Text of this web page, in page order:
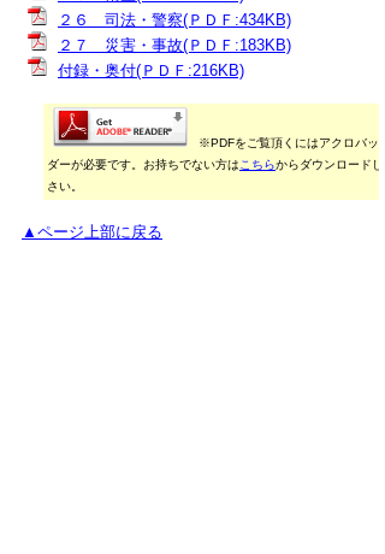
２６ 司法・警察(ＰＤＦ:434KB)
２７ 災害・事故(ＰＤＦ:183KB)
付録・奥付(ＰＤＦ:216KB)
※PDFをご覧頂くにはアクロバッ
ダーが必要です。お持ちでない方は こちらからダウンロードし
さい。
▲ページ上部に戻る